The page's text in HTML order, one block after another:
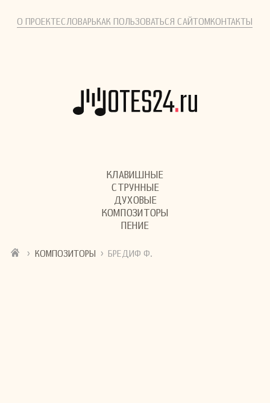
О ПРОЕКТЕСЛОВАРЬКАК ПОЛЬЗОВАТЬСЯ САЙТОМКОНТАКТЫ
КЛАВИШНЫЕ
СТРУННЫЕ
ДУХОВЫЕ
КОМПОЗИТОРЫ
ПЕНИЕ
› КОМПОЗИТОРЫ › БРЕДИФ Ф.